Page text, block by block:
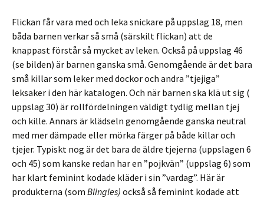
Flickan får vara med och leka snickare på uppslag 18, men
båda barnen verkar så små (särskilt flickan) att de
knappast förstår så mycket av leken. Också på uppslag 46
(se bilden) är barnen ganska små. Genomgående är det bara
små killar som leker med dockor och andra ”tjejiga”
leksaker i den här katalogen. Och när barnen ska klä ut sig (
uppslag 30) är rollfördelningen väldigt tydlig mellan tjej
och kille. Annars är klädseln genomgående ganska neutral
med mer dämpade eller mörka färger på både killar och
tjejer. Typiskt nog är det bara de äldre tjejerna (uppslagen 6
och 45) som kanske redan har en ”pojkvän” (uppslag 6) som
har klart feminint kodade kläder i sin ”vardag”. Här är
produkterna (som Blingles) också så feminint kodade att